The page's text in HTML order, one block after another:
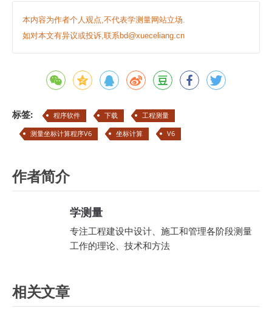
本内容为作者个人观点,不代表学测量网站立场.
如对本文有异议或投诉,联系bd@xueceliang.cn
标签: 程序软件 下载
工程测量
测量坐标计算程序V6
坐标计算 V6
作者简介
学测量
专注工程建设中设计、施工和管理各阶段测量
工作的理论、技术和方法
相关文章